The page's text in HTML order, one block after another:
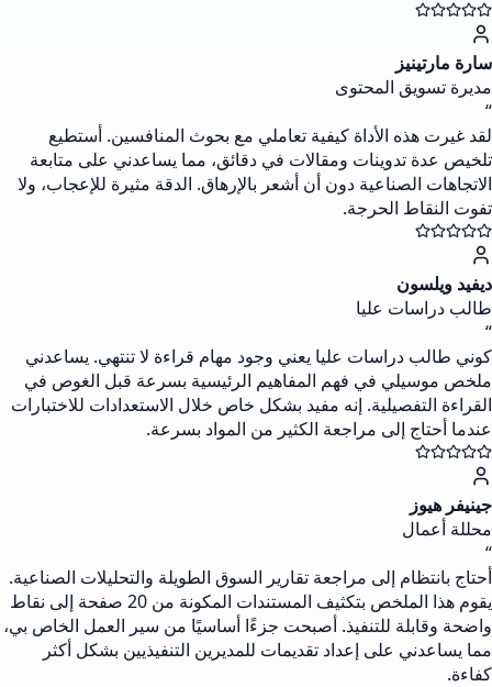
سارة مارتينيز
مديرة تسويق المحتوى
“
لقد غيرت هذه الأداة كيفية تعاملي مع بحوث المنافسين. أستطيع
تلخيص عدة تدوينات ومقالات في دقائق، مما يساعدني على متابعة
الاتجاهات الصناعية دون أن أشعر بالإرهاق. الدقة مثيرة للإعجاب، ولا
تفوت النقاط الحرجة.
ديفيد ويلسون
طالب دراسات عليا
“
كوني طالب دراسات عليا يعني وجود مهام قراءة لا تنتهي. يساعدني
ملخص موسيلي في فهم المفاهيم الرئيسية بسرعة قبل الغوص في
القراءة التفصيلية. إنه مفيد بشكل خاص خلال الاستعدادات للاختبارات
عندما أحتاج إلى مراجعة الكثير من المواد بسرعة.
جينيفر هيوز
محللة أعمال
“
أحتاج بانتظام إلى مراجعة تقارير السوق الطويلة والتحليلات الصناعية.
يقوم هذا الملخص بتكثيف المستندات المكونة من 20 صفحة إلى نقاط
واضحة وقابلة للتنفيذ. أصبحت جزءًا أساسيًا من سير العمل الخاص بي،
مما يساعدني على إعداد تقديمات للمديرين التنفيذيين بشكل أكثر
كفاءة.